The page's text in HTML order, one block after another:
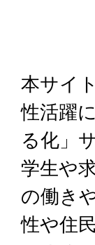
本サイ
性活躍
る化」
学生や
の働き
性や住